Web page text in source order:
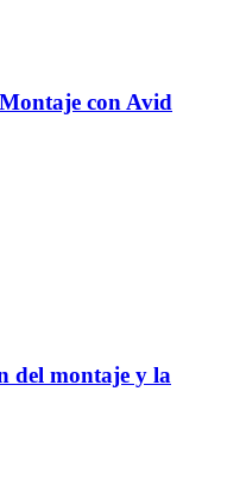
con Avid
del montaje y la